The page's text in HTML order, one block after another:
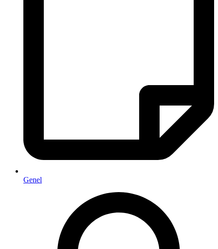
Genel